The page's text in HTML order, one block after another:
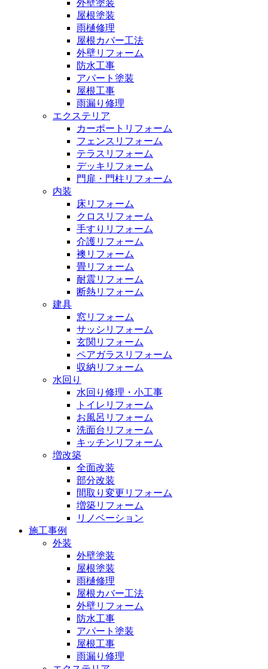
外壁塗装
屋根塗装
雨樋修理
屋根カバー工法
外壁リフォーム
防水工事
アパート塗装
屋根工事
雨漏り修理
エクステリア
カーポートリフォーム
フェンスリフォーム
テラスリフォーム
デッキリフォーム
門扉・門柱リフォーム
内装
床リフォーム
クロスリフォーム
手すりリフォーム
介護リフォーム
襖リフォーム
畳リフォーム
耐震リフォーム
断熱リフォーム
建具
窓リフォーム
サッシリフォーム
玄関リフォーム
ペアガラスリフォーム
収納リフォーム
水回り
水回り修理・小工事
トイレリフォーム
お風呂リフォーム
洗面台リフォーム
キッチンリフォーム
増改築
全面改装
部分改装
間取り変更リフォーム
増築リフォーム
リノベーション
施工事例
外装
外壁塗装
屋根塗装
雨樋修理
屋根カバー工法
外壁リフォーム
防水工事
アパート塗装
屋根工事
雨漏り修理